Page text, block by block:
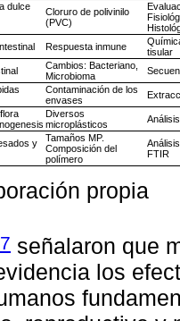
dulce
Cloruro de polivinilo
(PVC)
Respuesta inmune
tisular
Cambios: Bacteriano,
Microbioma
Contaminación de los
envases
Diversos
microplásticos
y
Tamaños MP.
Composición del
polímero
FTIR
propia
señalaron que
los